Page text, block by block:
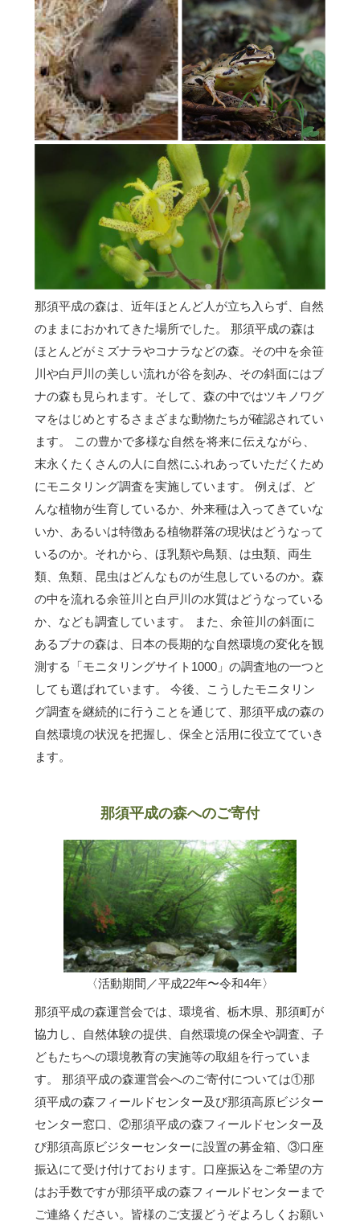
那須平成の森は、近年ほとんど人が立ち入らず、自然
のままにおかれてきた場所でした。 那須平成の森は
ほとんどがミズナラやコナラなどの森。その中を余笹
川や白戸川の美しい流れが谷を刻み、その斜面にはブ
ナの森も見られます。そして、森の中ではツキノワグ
マをはじめとするさまざまな動物たちが確認されてい
ます。 この豊かで多様な自然を将来に伝えながら、
末永くたくさんの人に自然にふれあっていただくため
にモニタリング調査を実施しています。 例えば、ど
んな植物が生育しているか、外来種は入ってきていな
いか、あるいは特徴ある植物群落の現状はどうなって
いるのか。それから、ほ乳類や鳥類、は虫類、両生
類、魚類、昆虫はどんなものが生息しているのか。森
の中を流れる余笹川と白戸川の水質はどうなっている
か、なども調査しています。 また、余笹川の斜面に
あるブナの森は、日本の長期的な自然環境の変化を観
測する「モニタリングサイト1000」の調査地の一つと
しても選ばれています。 今後、こうしたモニタリン
グ調査を継続的に行うことを通じて、那須平成の森の
自然環境の状況を把握し、保全と活用に役立てていき
ます。
那須平成の森へのご寄付
〈活動期間／平成22年〜令和4年〉
那須平成の森運営会では、環境省、栃木県、那須町が
協力し、自然体験の提供、自然環境の保全や調査、子
どもたちへの環境教育の実施等の取組を行っていま
す。 那須平成の森運営会へのご寄付については①那
須平成の森フィールドセンター及び那須高原ビジター
センター窓口、②那須平成の森フィールドセンター及
び那須高原ビジターセンターに設置の募金箱、③口座
振込にて受け付けております。口座振込をご希望の方
はお手数ですが那須平成の森フィールドセンターまで
ご連絡ください。皆様のご支援どうぞよろしくお願い